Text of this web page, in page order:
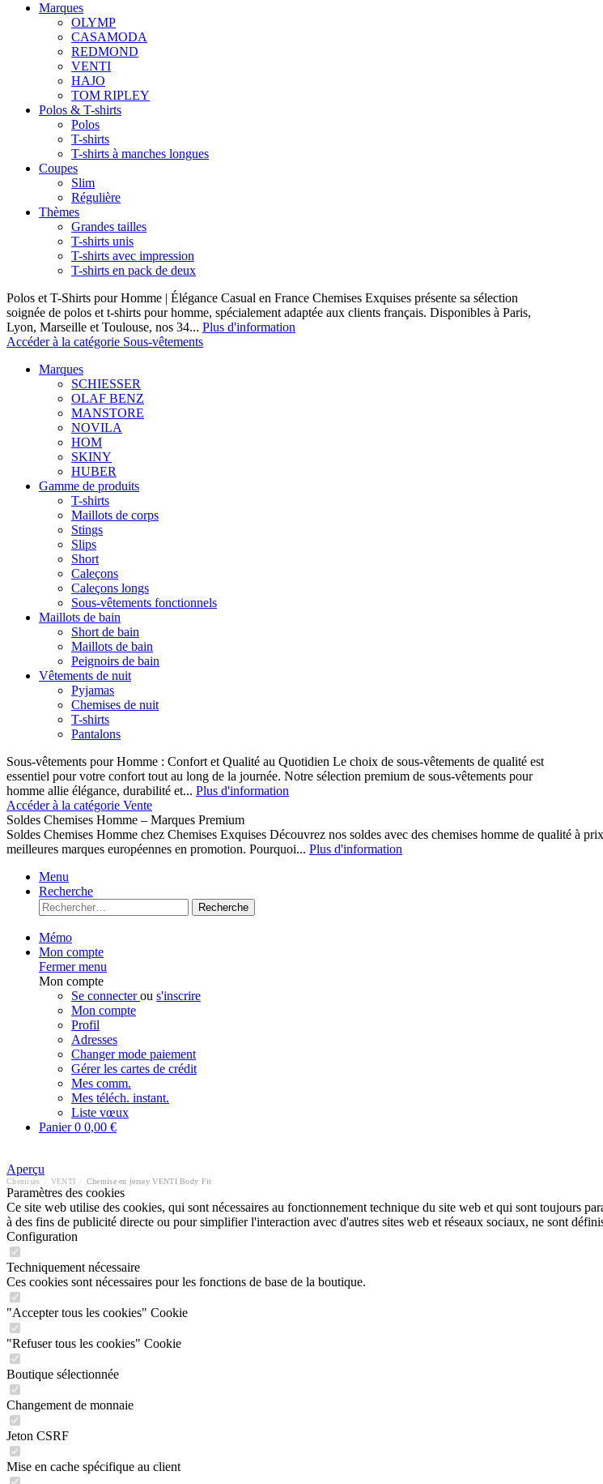
Marques
OLYMP
CASAMODA
REDMOND
VENTI
HAJO
TOM RIPLEY
Polos & T-shirts
Polos
T-shirts
T-shirts à manches longues
Coupes
Slim
Régulière
Thèmes
Grandes tailles
T-shirts unis
T-shirts avec impression
T-shirts en pack de deux
Polos et T-Shirts pour Homme | Élégance Casual en France Chemises Exquises présente sa sélection
soignée de polos et t-shirts pour homme, spécialement adaptée aux clients français. Disponibles à Paris,
Lyon, Marseille et Toulouse, nos 34... Plus d'information
Accéder à la catégorie Sous-vêtements
Marques
SCHIESSER
OLAF BENZ
MANSTORE
NOVILA
HOM
SKINY
HUBER
Gamme de produits
T-shirts
Maillots de corps
Stings
Slips
Short
Caleçons
Caleçons longs
Sous-vêtements fonctionnels
Maillots de bain
Short de bain
Maillots de bain
Peignoirs de bain
Vêtements de nuit
Pyjamas
Chemises de nuit
T-shirts
Pantalons
Sous-vêtements pour Homme : Confort et Qualité au Quotidien Le choix de sous-vêtements de qualité est
essentiel pour votre confort tout au long de la journée. Notre sélection premium de sous-vêtements pour
homme allie élégance, durabilité et... Plus d'information
Accéder à la catégorie Vente
Soldes Chemises Homme – Marques Premium
Soldes Chemises Homme chez Chemises Exquises Découvrez nos soldes avec des chemises homme de
meilleures marques européennes en promotion. Pourquoi... Plus d'information
Menu
Recherche
Recherche
Mémo
Mon compte
Fermer menu
Mon compte
Se connecterou s'inscrire
Mon compte
Profil
Adresses
Changer mode paiement
Gérer les cartes de crédit
Mes comm.
Mes téléch. instant.
Liste vœux
Panier0 0,00 €
Aperçu
Chemises VENTI Chemise en jersey VENTI Body Fit
Paramètres des cookies
Ce site web utilise des cookies, qui sont nécessaires au fonctionnement technique du site web et qui sont toujours
à des fins de publicité directe ou pour simplifier l'interaction avec d'autres sites web et réseaux sociaux, ne sont
Configuration
Techniquement nécessaire
Ces cookies sont nécessaires pour les fonctions de base de la boutique.
"Accepter tous les cookies" Cookie
"Refuser tous les cookies" Cookie
Boutique sélectionnée
Changement de monnaie
Jeton CSRF
Mise en cache spécifique au client